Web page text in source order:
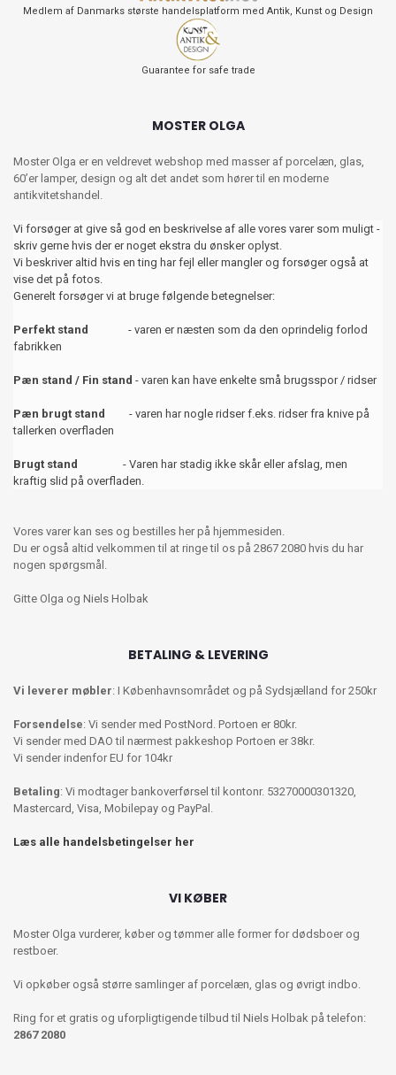
Medlem af Danmarks største handelsplatform med Antik, Kunst og Design
Guarantee for safe trade
MOSTER OLGA
Moster Olga er en veldrevet webshop med masser af porcelæn, glas,
60’er lamper, design og alt det andet som hører til en moderne
antikvitetshandel.
Vi forsøger at give så god en beskrivelse af alle vores varer som muligt -
skriv gerne hvis der er noget ekstra du ønsker oplyst.
Vi beskriver altid hvis en ting har fejl eller mangler og forsøger også at
vise det på fotos.
Generelt forsøger vi at bruge følgende betegnelser:
Perfekt stand - varen er næsten som da den oprindelig forlod
fabrikken
Pæn stand / Fin stand - varen kan have enkelte små brugsspor / ridser
Pæn brugt stand
- varen har nogle ridser f.eks. ridser fra knive på
tallerken overfladen
Brugt stand
- Varen har stadig ikke skår eller afslag, men
kraftig slid på overfladen.
Vores varer kan ses og bestilles her på hjemmesiden.
Du er også altid velkommen til at ringe til os på 2867 2080 hvis du har
nogen spørgsmål.
Gitte Olga og Niels Holbak
BETALING & LEVERING
Vi leverer møbler: I Københavnsområdet og på Sydsjælland for 250kr
Forsendelse: Vi sender med PostNord. Portoen er 80kr.
Vi sender med DAO til nærmest pakkeshop Portoen er 38kr.
Vi sender indenfor EU for 104kr
Betaling: Vi modtager bankoverførsel til kontonr. 53270000301320,
Mastercard, Visa, Mobilepay og PayPal.
Læs alle handelsbetingelser her
VI KØBER
Moster Olga vurderer, køber og tømmer alle former for dødsboer og
restboer.
Vi opkøber også større samlinger af porcelæn, glas og øvrigt indbo.
Ring for et gratis og uforpligtigende tilbud til Niels Holbak på telefon:
2867 2080